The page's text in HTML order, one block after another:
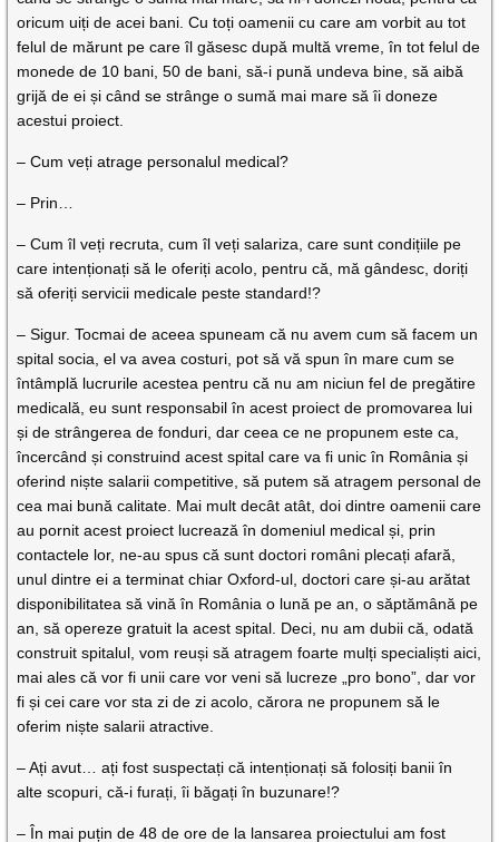
oricum uiți de acei bani. Cu toți oamenii cu care am vorbit au tot
felul de mărunt pe care îl găsesc după multă vreme, în tot felul de
monede de 10 bani, 50 de bani, să-i pună undeva bine, să aibă
grijă de ei și când se strânge o sumă mai mare să îi doneze
acestui proiect.
– Cum veți atrage personalul medical?
– Prin…
– Cum îl veți recruta, cum îl veți salariza, care sunt condițiile pe
care intenționați să le oferiți acolo, pentru că, mă gândesc, doriți
să oferiți servicii medicale peste standard!?
– Sigur. Tocmai de aceea spuneam că nu avem cum să facem un
spital socia, el va avea costuri, pot să vă spun în mare cum se
întâmplă lucrurile acestea pentru că nu am niciun fel de pregătire
medicală, eu sunt responsabil în acest proiect de promovarea lui
și de strângerea de fonduri, dar ceea ce ne propunem este ca,
încercând și construind acest spital care va fi unic în România și
oferind niște salarii competitive, să putem să atragem personal de
cea mai bună calitate. Mai mult decât atât, doi dintre oamenii care
au pornit acest proiect lucrează în domeniul medical și, prin
contactele lor, ne-au spus că sunt doctori români plecați afară,
unul dintre ei a terminat chiar Oxford-ul, doctori care și-au arătat
disponibilitatea să vină în România o lună pe an, o săptămână pe
an, să opereze gratuit la acest spital. Deci, nu am dubii că, odată
construit spitalul, vom reuși să atragem foarte mulți specialiști aici,
mai ales că vor fi unii care vor veni să lucreze „pro bono”, dar vor
fi și cei care vor sta zi de zi acolo, cărora ne propunem să le
oferim niște salarii atractive.
– Ați avut… ați fost suspectați că intenționați să folosiți banii în
alte scopuri, că-i furați, îi băgați în buzunare!?
– În mai puțin de 48 de ore de la lansarea proiectului am fost